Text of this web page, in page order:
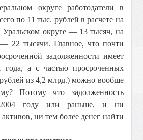
округе работодатели в
по 11 тыс. рублей в расчете на
Уральском округе — 13 тысяч, на
22 тысячи. Главное, что почти
задолженности имеет
а с частью просроченных
из 4,2 млрд.) можно вообще
Потому что задолженность
2004 году или раньше, и ни
ни тем более денег найти